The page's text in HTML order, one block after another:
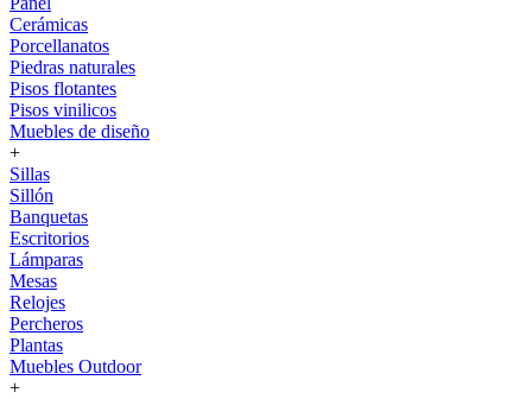
Cerámicas
Porcellanatos
Piedras naturales
Pisos flotantes
Pisos vinilicos
Muebles de diseño
+
Sillas
Sillón
Banquetas
Escritorios
Lámparas
Mesas
Relojes
Percheros
Plantas
Muebles Outdoor
+